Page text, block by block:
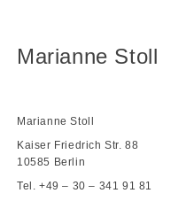
Marianne Stoll
Marianne Stoll
Kaiser Friedrich Str. 88
10585 Berlin
Tel. +49 – 30 – 341 91 81